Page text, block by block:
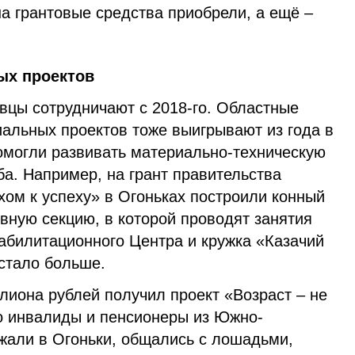
грантовые средства приобрели, а ещё –
проектов
сотрудничают с 2018-го. Областные
проектов тоже выигрывают из года в
развивать материально-техническую
Например, на грант правительства
к успеху» в Огоньках построили конный
секцию, в которой проводят занятия
Центра и кружка «Казачий
больше.
рублей получил проект «Возраст – не
инвалиды и пенсионеры из Южно-
в Огоньки, общались с лошадьми,